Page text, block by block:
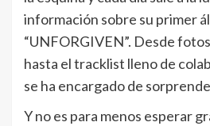
información sobre su primer
“UNFORGIVEN”. Desde
hasta el tracklist lleno de
se ha encargado de
Y no es para menos esperar